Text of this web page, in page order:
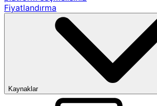
Fiyatlandırma
Kaynaklar